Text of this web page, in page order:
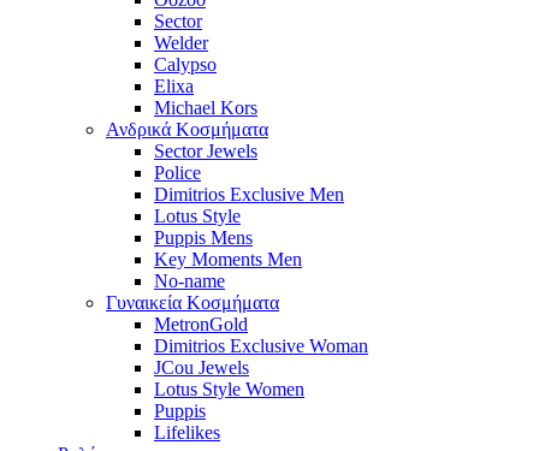
Sector
Welder
Calypso
Elixa
Michael Kors
Ανδρικά Κοσμήματα
Sector Jewels
Police
Dimitrios Exclusive Men
Lotus Style
Puppis Mens
Key Moments Men
No-name
Γυναικεία Κοσμήματα
MetronGold
Dimitrios Exclusive Woman
JCou Jewels
Lotus Style Women
Puppis
Lifelikes